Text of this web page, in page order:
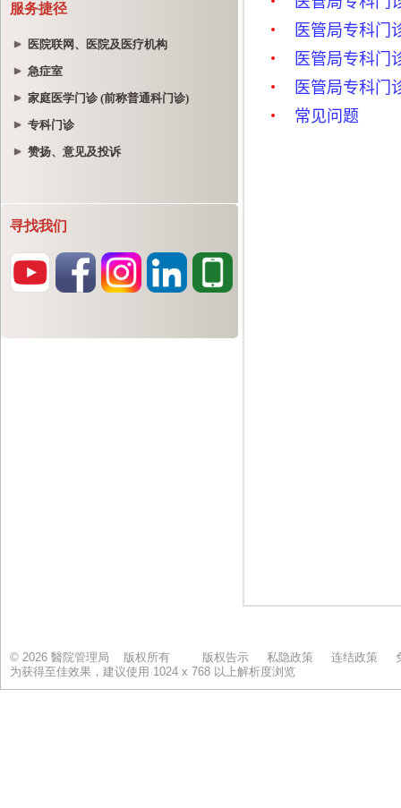
服务捷径
医院联网、医院及医疗机构
急症室
家庭医学门诊 (前称普通科门诊)
专科门诊
赞扬、意见及投诉
寻找我们
© 2026 醫院管理局 版权所有 版权告示 私隐政策 连结政策
为获得至佳效果，建议使用 1024 x 768 以上解析度浏览